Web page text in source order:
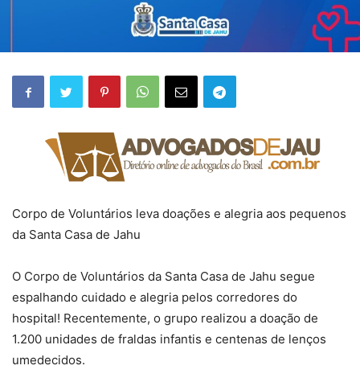
Corpo de Voluntários leva doações e alegria aos pequenos
da Santa Casa de Jahu
O Corpo de Voluntários da Santa Casa de Jahu segue
espalhando cuidado e alegria pelos corredores do
hospital! Recentemente, o grupo realizou a doação de
1.200 unidades de fraldas infantis e centenas de lenços
umedecidos.